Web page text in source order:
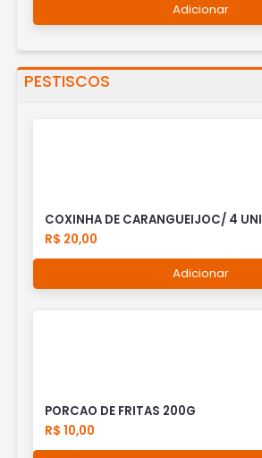
Adicionar
PESTISCOS
COXINHA DE CARANGUEIJOC/ 4 UNI
R$ 20,00
Adicionar
PORCAO DE FRITAS 200G
R$ 10,00